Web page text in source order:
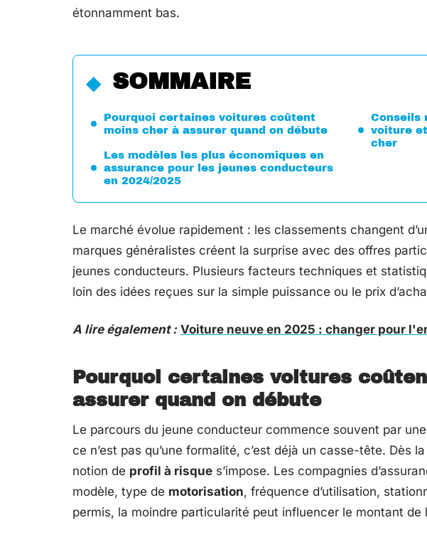
étonnamment bas.
SOMMAIRE
Pourquoi certaines voitures coûtent
moins cher à assurer quand on débute
Les modèles les plus économiques en
assurance pour les jeunes conducteurs
en 2024/2025
Conseils
voiture
cher
Le marché évolue rapidement : les classements changent
marques généralistes créent la surprise avec des offres
jeunes conducteurs. Plusieurs facteurs techniques et
loin des idées reçues sur la simple puissance ou le prix
A lire également : Voiture neuve en 2025 : changer pour
Pourquoi certaines voitures
assurer quand on débute
Le parcours du jeune conducteur commence souvent par
ce n’est pas qu’une formalité, c’est déjà un casse-tête. Dès
notion de profil à risque s’impose. Les compagnies
modèle, type de motorisation, fréquence d’utilisation,
permis, la moindre particularité peut influencer le montant de